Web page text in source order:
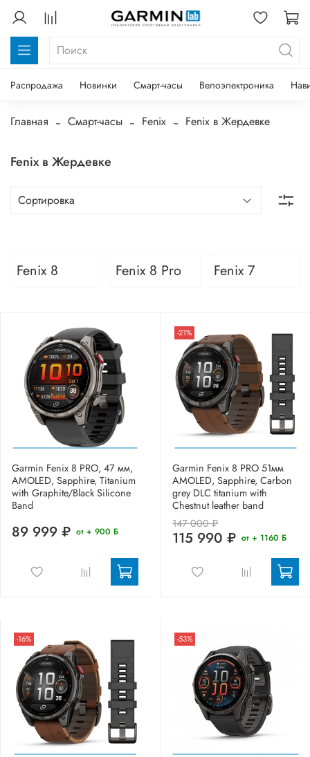
Распродажа Новинки Смарт-часы Велоэлектроника
Главная Смарт-часы Fenix Fenix в Жердевке
Fenix в Жердевке
Fenix 8 Fenix 8 Pro Fenix 7
Garmin Fenix 8 PRO, 47 мм,
AMOLED, Sapphire, Titanium
with Graphite/Black Silicone
Band
89 999 ₽ от + 900 Б
-21%
Garmin Fenix 8 PRO 51мм
AMOLED, Sapphire, Carbon
grey DLC titanium with
Chestnut leather band
147 000 ₽
115 990 ₽ от + 1160 Б
-16% -53%